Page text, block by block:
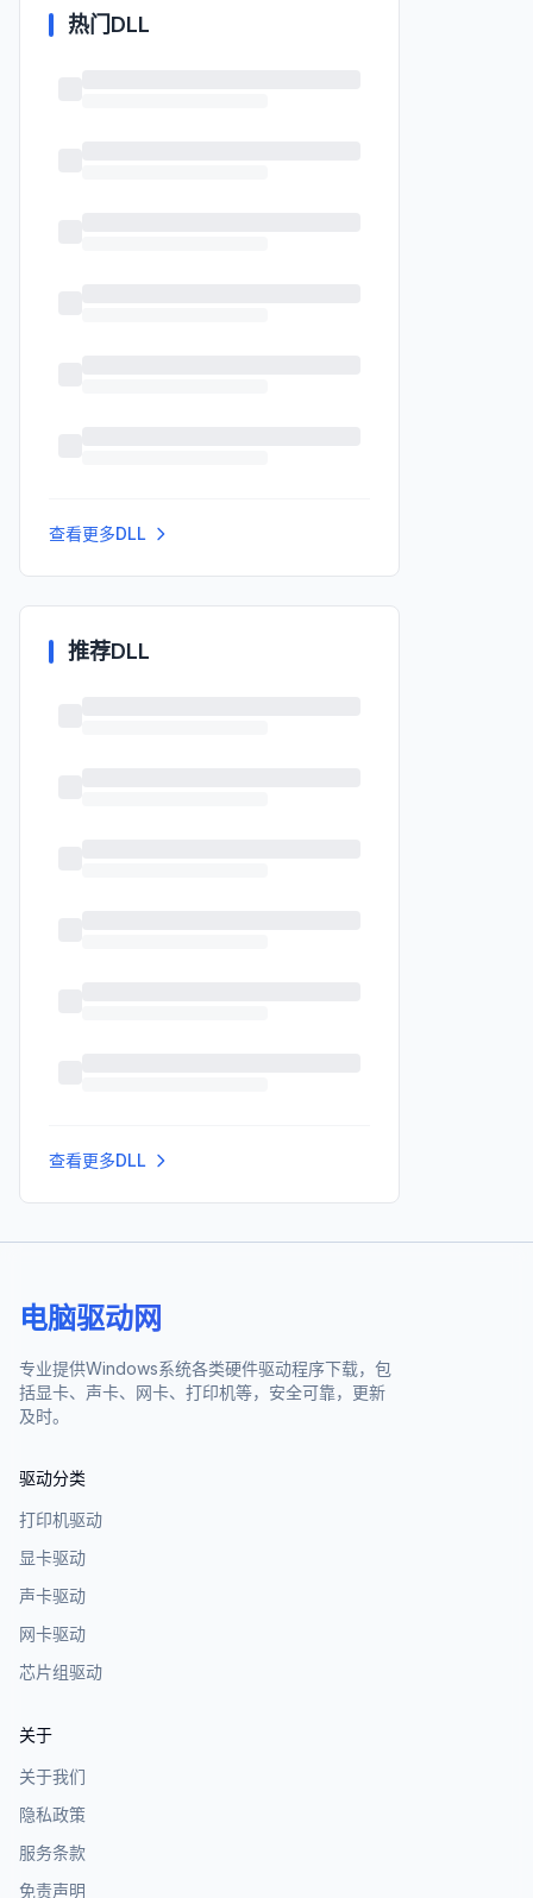
热门DLL
查看更多DLL
推荐DLL
查看更多DLL
电脑驱动网
专业提供Windows系统各类硬件驱动程序下载，包
括显卡、声卡、网卡、打印机等，安全可靠，更新
及时。
驱动分类
打印机驱动
显卡驱动
声卡驱动
网卡驱动
芯片组驱动
关于
关于我们
隐私政策
服务条款
免责声明